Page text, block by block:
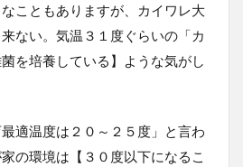
なこともありますが、カイワレ大
ない。気温３１度ぐらいの「カ
を培養している】ような気がし
適温度は２０～２５度」と言わ
の環境は【３０度以下になるこ